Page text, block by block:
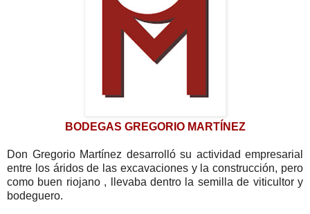
BODEGAS GREGORIO MARTÍNEZ
Don Gregorio Martínez desarrolló su actividad empresarial
entre los áridos de las excavaciones y la construcción, pero
como buen riojano , llevaba dentro la semilla de viticultor y
bodeguero.